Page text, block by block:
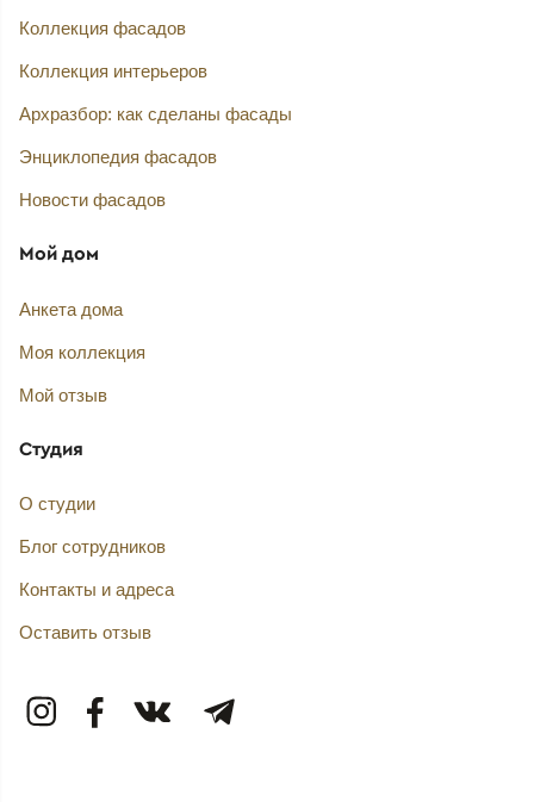
Коллекция фасадов
Коллекция интерьеров
Архразбор: как сделаны фасады
Энциклопедия фасадов
Новости фасадов
Мой дом
Анкета дома
Моя коллекция
Мой отзыв
Студия
О студии
Блог сотрудников
Контакты и адреса
Оставить отзыв